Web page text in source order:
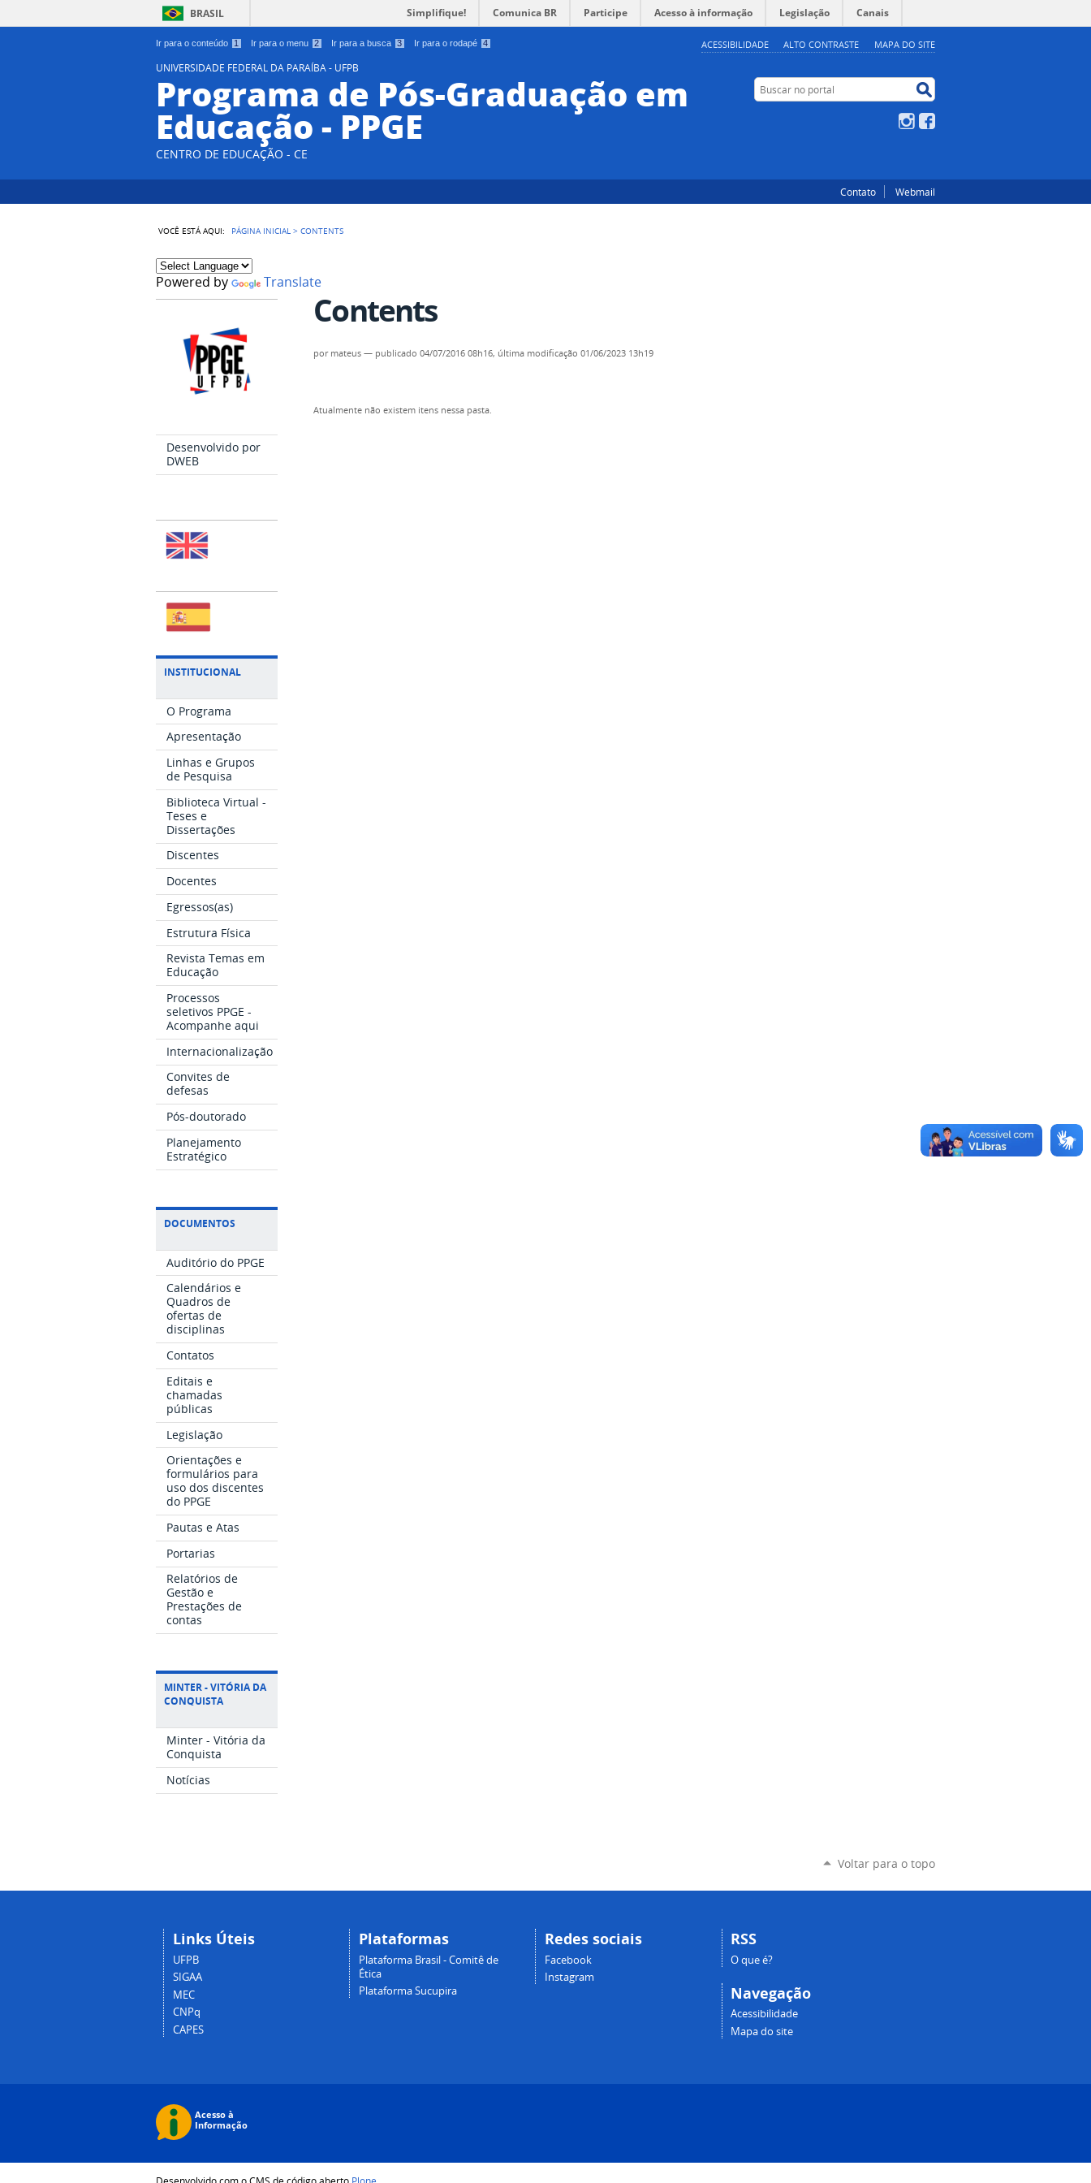
Ir para o conteúdo 1 Ir para o menu 2 Ir para a busca 3 Ir para o rodapé 4 ACESSIBILIDADE ALTO CONTRASTE MAPA DO SITE
BRASIL Simplifique! Comunica BR Participe Acesso à informação Legislação Canais
UNIVERSIDADE FEDERAL DA PARAÍBA - UFPB
Programa de Pós-Graduação em
Educação - PPGE
CENTRO DE EDUCAÇÃO - CE
Buscar no portal
Instagram
Contato Webmail
VOCÊ ESTÁ AQUI: PÁGINA INICIAL >CONTENTS
Powered by Translate
Desenvolvido por
DWEB
INSTITUCIONAL
O Programa
Apresentação
Linhas e Grupos
de Pesquisa
Biblioteca Virtual -
Teses e
Dissertações
Discentes
Docentes
Egressos(as)
Estrutura Física
Revista Temas em
Educação
Processos
seletivos PPGE -
Acompanhe aqui
Internacionalização
Convites de
defesas
Pós-doutorado
Planejamento
Estratégico
DOCUMENTOS
Auditório do PPGE
Calendários e
Quadros de
ofertas de
disciplinas
Contatos
Editais e
chamadas
públicas
Legislação
Orientações e
formulários para
uso dos discentes
do PPGE
Pautas e Atas
Portarias
Relatórios de
Gestão e
Prestações de
contas
MINTER - VITÓRIA DA
CONQUISTA
Minter - Vitória da
Conquista
Notícias
Contents
por mateus — publicado 04/07/2016 08h16, última modificação 01/06/2023 13h19
Atualmente não existem itens nessa pasta.
Voltar para o topo
Links Úteis
UFPB
SIGAA
MEC
CNPq
CAPES
Plataformas
Plataforma Brasil - Comitê de
Ética
Plataforma Sucupira
Redes sociais
Facebook
Instagram
RSS
O que é?
Navegação
Acessibilidade
Mapa do site
Desenvolvido com o CMS de código aberto Plone